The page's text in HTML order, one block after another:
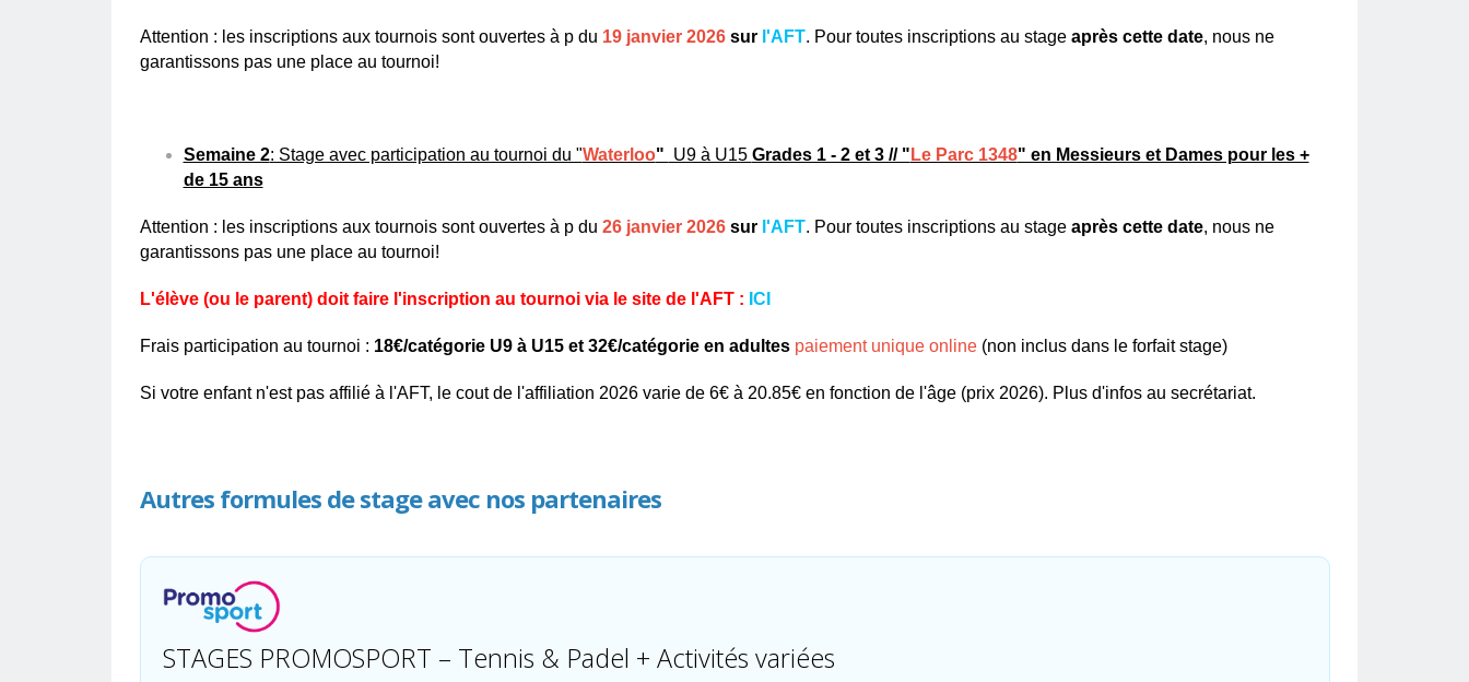
Attention : les inscriptions aux tournois sont ouvertes à p du 19 janvier 2026sur l'AFT. Pour toutes inscriptions au stage après cette date, nous ne
garantissons pas une place au tournoi!
Semaine 2: Stage avec participation au tournoi du "Waterloo" U9 à U15 Grades 1 - 2 et 3 // " Le Parc 1348" en Messieurs et Dames pour les +
de 15 ans
Attention : les inscriptions aux tournois sont ouvertes à p du 26 janvier 2026sur l'AFT. Pour toutes inscriptions au stage après cette date, nous ne
garantissons pas une place au tournoi!
L'élève (ou le parent) doit faire l'inscription au tournoi via le site de l'AFT : ICI
Frais participation au tournoi : 18€/catégorie U9 à U15 et 32€/catégorie en adultes paiement unique online(non inclus dans le forfait stage)
Si votre enfant n'est pas affilié à l'AFT, le cout de l'affiliation 2026 varie de 6€ à 20.85€ en fonction de l'âge (prix 2026). Plus d'infos au secrétariat.
Autres formules de stage avec nos partenaires
STAGES PROMOSPORT – Tennis & Padel + Activités variées